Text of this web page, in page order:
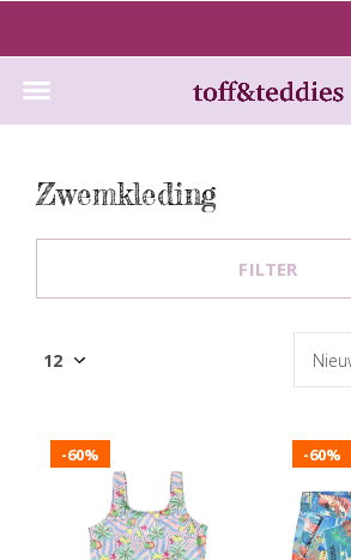
Zwemkleding
FILTER
-60% -60%